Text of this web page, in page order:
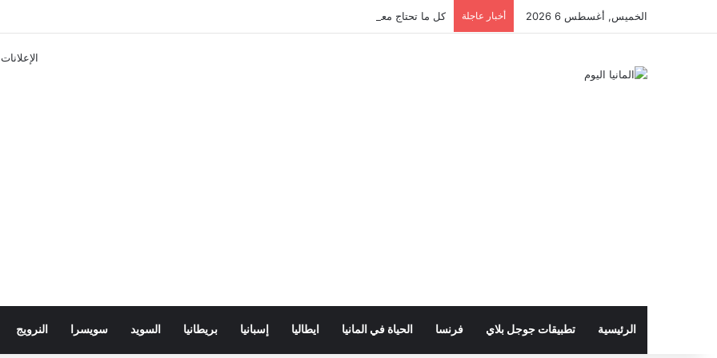
الخميس, أغسطس 6 2026 أخبار عاجلة كل ما تحتاج معرفته عن تذاكر ووسائل النقل في باريس 2025
الإعلانات
الرئيسية تطبيقات جوجل بلاي فرنسا الحياة في المانيا ايطاليا إسبانيا بريطانيا السويد سويسرا النرويج